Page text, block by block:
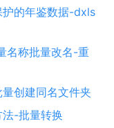
的年鉴数据-dxls
名称批量改名-重
创建同名文件夹
-批量转换